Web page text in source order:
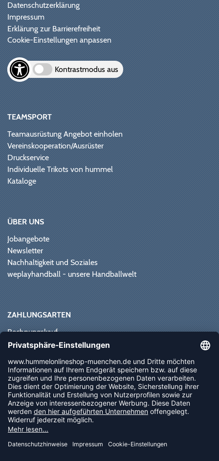
Datenschutzerklärung
Impressum
Erklärung zur Barrierefreiheit
Cookie-Einstellungen anpassen
Kontrastmodus aus
TEAMSPORT
Teamausrüstung Angebot einholen
Vereinskooperation/Ausrüster
Druckservice
Individuelle Trikots von hummel
Kataloge
ÜBER UNS
Jobangebote
Newsletter
Nachhaltigkeit und Soziales
weplayhandball - unsere Handballwelt
ZAHLUNGSARTEN
Rechnungskauf
Paypal
Vorkasse
Sofortüberweisung
NEWSLETTER